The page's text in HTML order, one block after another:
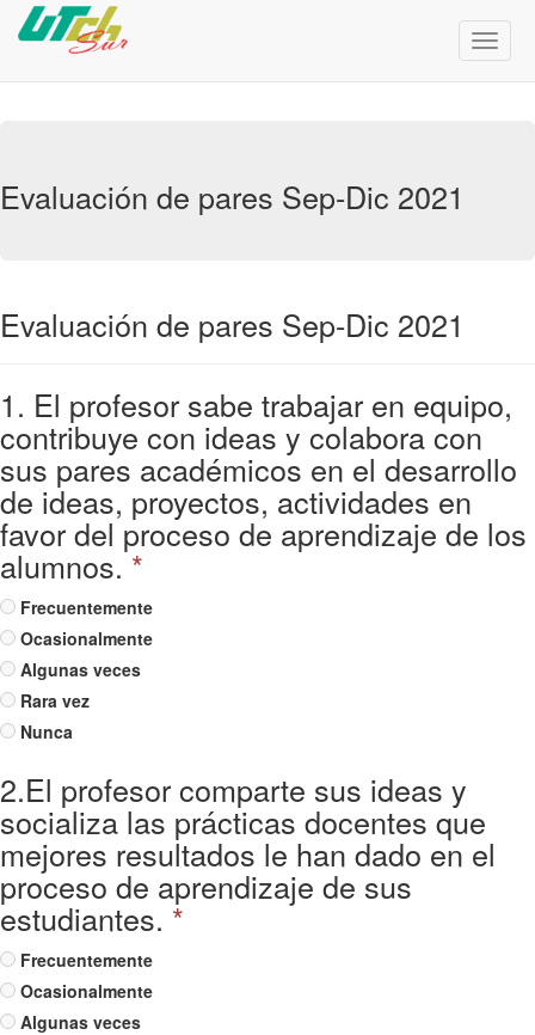
Menú
de
Evaluación de pares Sep-Dic 2021
Evaluación de pares Sep-Dic 2021
1. El profesor sabe trabajar en equipo,
contribuye con ideas y colabora con
sus pares académicos en el desarrollo
de ideas, proyectos, actividades en
favor del proceso de aprendizaje de los
alumnos. *
Frecuentemente
Ocasionalmente
Algunas veces
Rara vez
Nunca
2.El profesor comparte sus ideas y
socializa las prácticas docentes que
mejores resultados le han dado en el
proceso de aprendizaje de sus
estudiantes. *
Frecuentemente
Ocasionalmente
Algunas veces